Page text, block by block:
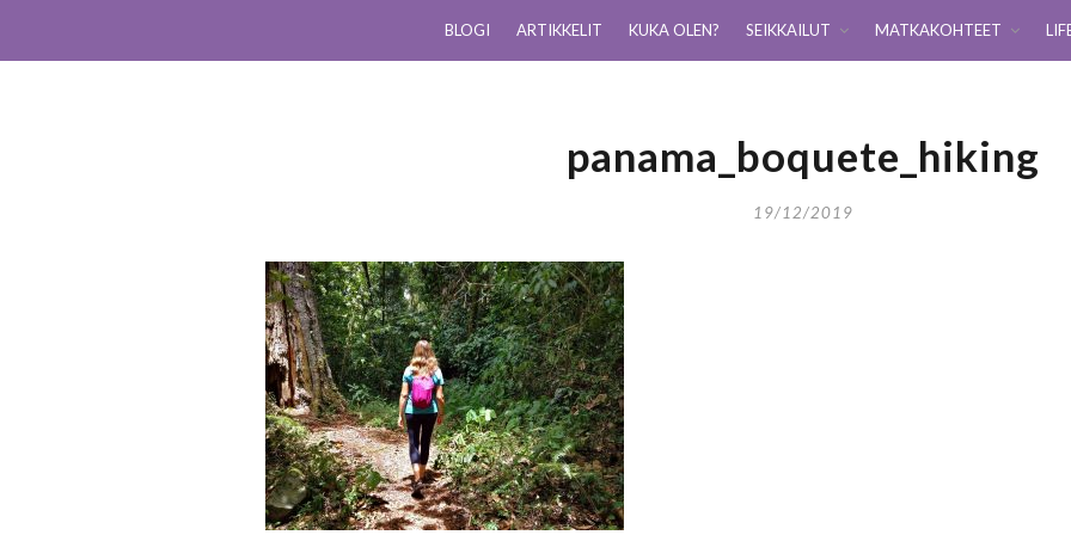
BLOGI ARTIKKELIT KUKA OLEN? SEIKKAILUT MATKAKOHTEET
panama_boquete_hiking
19/12/2019